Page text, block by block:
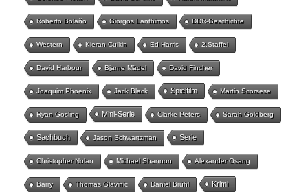
Roberto Bolaño Giorgos Lanthimos DDR-Geschichte
Western Kieran Culkin Ed Harris 2.Staffel
David Harbour Bjarne Mädel David Fincher
Joaquim Phoenix Jack Black Spielfilm Martin Scorsese
Ryan Gosling Mini-Serie Clarke Peters Sarah Goldberg
Sachbuch Jason Schwartzman Serie
Christopher Nolan Michael Shannon Alexander Osang
Barry Thomas Glavinic Daniel Brühl Krimi